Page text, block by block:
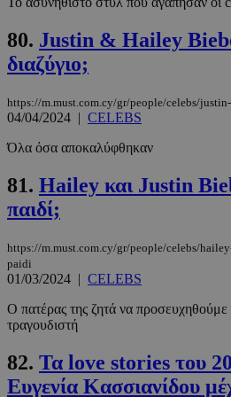
80. Justin & Hailey
διαζύγιο;
https://m.must.com.cy/gr/people/celebs/
04/04/2024 | CELEBS
Όλα όσα αποκαλύφθηκαν
81. Hailey και Justin
παιδί;
https://m.must.com.cy/gr/people/celebs/
paidi
01/03/2024 | CELEBS
Ο πατέρας της ζητά να προσευχηθούμε
τραγουδιστή
82. Τα love stories του
Ευγενία Κασσιανίδου
βασικές λειτουργίες του
σύνδεση χρήστη και τη
Ο ιστότοπος δεν μπορεί να
Ονοματεπώνυμο
PinToTopCookie